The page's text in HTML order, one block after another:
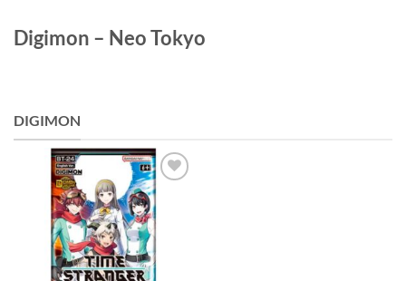
Digimon – Neo Tokyo
DIGIMON
Legg til i
ønskeliste